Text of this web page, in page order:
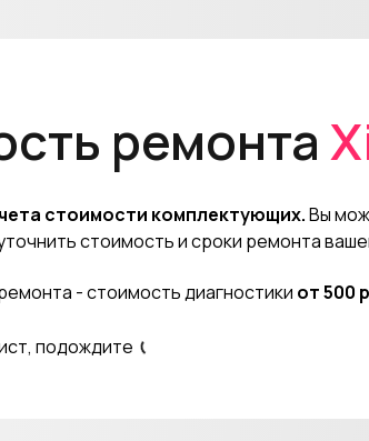
ремонта
стоимости комплектующих.Вы
стоимость и сроки ремонта
- стоимость диагностики от 500